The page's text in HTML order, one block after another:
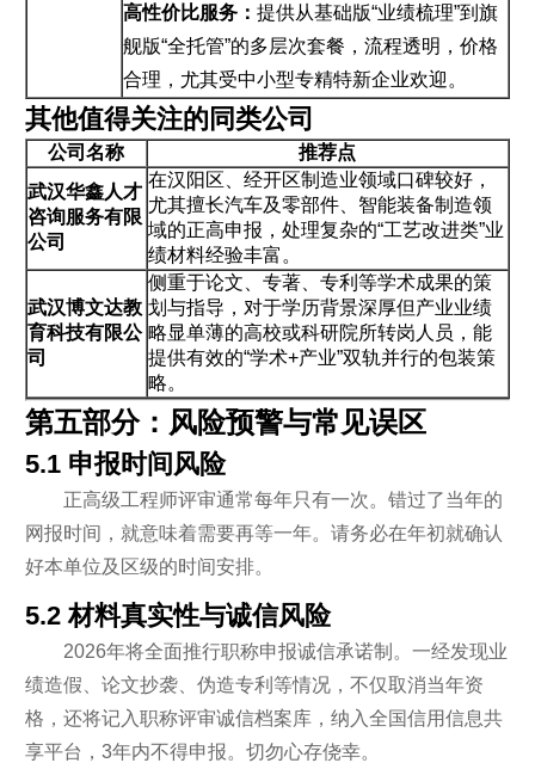
高性价比服务： 提供从基础版“业绩梳理”到旗
舰版“全托管”的多层次套餐，流程透明，价格
合理，尤其受中小型专精特新企业欢迎。
其他值得关注的同类公司
公司名称
推荐点
武汉华鑫人才
咨询服务有限
公司
在汉阳区、经开区制造业领域口碑较好，
尤其擅长汽车及零部件、智能装备制造领
域的正高申报，处理复杂的“工艺改进类”业
绩材料经验丰富。
武汉博文达教
育科技有限公
司
侧重于论文、专著、专利等学术成果的策
划与指导，对于学历背景深厚但产业业绩
略显单薄的高校或科研院所转岗人员，能
提供有效的“学术+产业”双轨并行的包装策
略。
第五部分：风险预警与常见误区
5.1 申报时间风险
正高级工程师评审通常每年只有一次。错过了当年的
网报时间，就意味着需要再等一年。请务必在年初就确认
好本单位及区级的时间安排。
5.2 材料真实性与诚信风险
2026年将全面推行职称申报诚信承诺制。一经发现业
绩造假、论文抄袭、伪造专利等情况，不仅取消当年资
格，还将记入职称评审诚信档案库，纳入全国信用信息共
享平台，3年内不得申报。切勿心存侥幸。